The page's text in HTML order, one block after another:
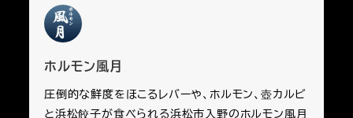
ホルモン風月
圧倒的な鮮度をほこるレバーや、ホルモン、壺カルビ
と浜松餃子が食べられる浜松市入野のホルモン風月